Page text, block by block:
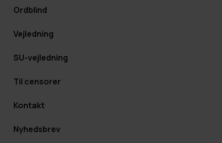
Ordblind
Vejledning
SU-vejledning
Til censorer
Kontakt
Nyhedsbrev